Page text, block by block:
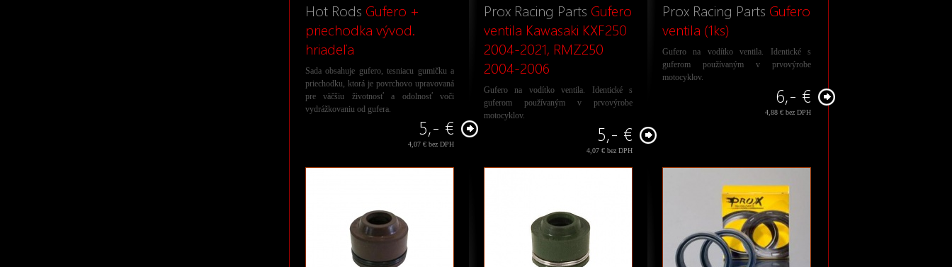
Hot Rods Gufero +
priechodka vývod.
hriadeľa
Sada obsahuje gufero, tesniacu gumičku a
priechodku, ktorá je povrchovo upravovaná
pre väčšiu životnosť a odolnosť voči
vydrážkovaniu od gufera.
5,- €
4,07 € bez DPH
Prox Racing Parts Gufero
ventila Kawasaki KXF250
2004-2021, RMZ250
2004-2006
Gufero na vodítko ventila. Identické s
guferom používaným v prvovýrobe
motocyklov.
5,- €
4,07 € bez DPH
Prox Racing Parts Gufero
ventila (1ks)
Gufero na vodítko ventila. Identické s
guferom používaným v prvovýrobe
motocyklov.
6,- €
4,88 € bez DPH